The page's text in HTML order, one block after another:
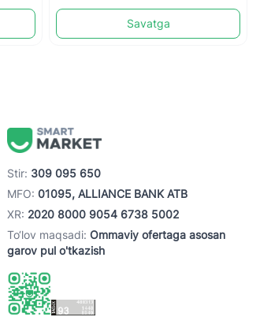
Savatga
Stir: 309 095 650
MFO: 01095, ALLIANCE BANK ATB
XR: 2020 8000 9054 6738 5002
To‘lov maqsadi: Ommaviy ofertaga asosan
garov pul o'tkazish